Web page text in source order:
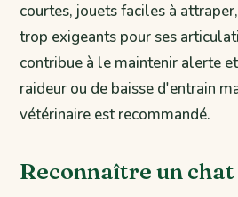
courtes, jouets faciles à
trop exigeants pour ses
contribue à le maintenir alerte
raideur ou de baisse d'entrain
vétérinaire est recommandé.
Reconnaître un